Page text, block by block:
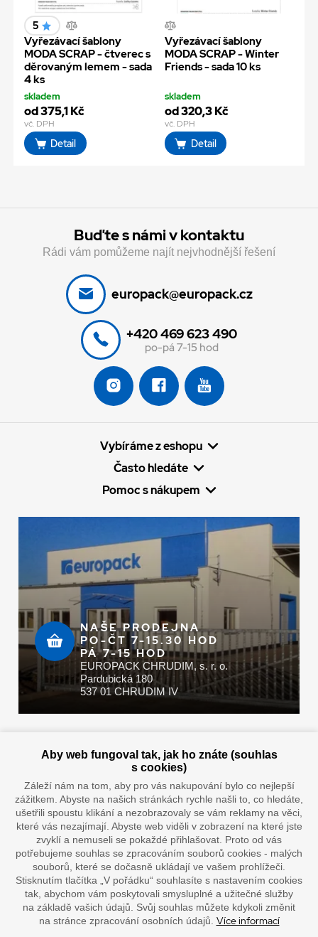
5
Vyřezávací šablony
MODA SCRAP - čtverec s
děrovaným lemem - sada
4 ks
skladem
od 375,1 Kč
vč. DPH
Detail
Vyřezávací šablony
MODA SCRAP - Winter
Friends - sada 10 ks
skladem
od 320,3 Kč
vč. DPH
Detail
Buďte s námi v kontaktu
Rádi vám pomůžeme najít nejvhodnější řešení
europack@europack.cz
+420 469 623 490
po-pá 7-15 hod
Vybíráme z eshopu
Často hledáte
Pomoc s nákupem
NAŠE PRODEJNA
PO-ČT 7-15.30 HOD
PÁ 7-15 HOD
EUROPACK CHRUDIM, s. r. o.
Pardubická 180
537 01 CHRUDIM IV
Doprava vaším oblíbeným dopravcem
Aby web fungoval tak, jak ho znáte (souhlas
s cookies)
Záleží nám na tom, aby pro vás nakupování bylo co nejlepší
zážitkem. Abyste na našich stránkách rychle našli to, co hledáte,
ušetřili spoustu klikání a nezobrazovaly se vám reklamy na věci,
které vás nezajímají. Abyste web viděli v zobrazení na které jste
zvyklí a nemuseli se pokaždé přihlašovat. Proto od vás
potřebujeme souhlas se zpracováním souborů cookies - malých
souborů, které se dočasně ukládají ve vašem prohlížeči.
Stisknutím tlačítka „V pořádku“ souhlasíte s nastavením cookies
tak, abychom vám poskytovali smysluplné a užitečné služby
na základě vašich údajů. Svůj souhlas můžete kdykoli změnit
na stránce zpracování osobních údajů. Více informací